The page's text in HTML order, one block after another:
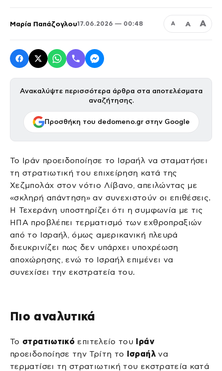
Μαρία Παπάζογλου17.06.2026 — 00:48 Α Α Α
Ανακαλύψτε περισσότερα άρθρα στα αποτελέσματα
αναζήτησης.
Προσθήκη του dedomeno.gr στην Google
Το Ιράν προειδοποίησε το Ισραήλ να σταματήσει
τη στρατιωτική του επιχείρηση κατά της
Χεζμπολάχ στον νότιο Λίβανο, απειλώντας με
«σκληρή απάντηση» αν συνεχιστούν οι επιθέσεις.
Η Τεχεράνη υποστηρίζει ότι η συμφωνία με τις
ΗΠΑ προβλέπει τερματισμό των εχθροπραξιών
από το Ισραήλ, όμως αμερικανική πλευρά
διευκρινίζει πως δεν υπάρχει υποχρέωση
αποχώρησης, ενώ το Ισραήλ επιμένει να
συνεχίσει την εκστρατεία του.
Πιο αναλυτικά
Το στρατιωτικό επιτελείο του
Ιράν
προειδοποίησε την Τρίτη το
Ισραήλνα
τερματίσει τη στρατιωτική του εκστρατεία κατά